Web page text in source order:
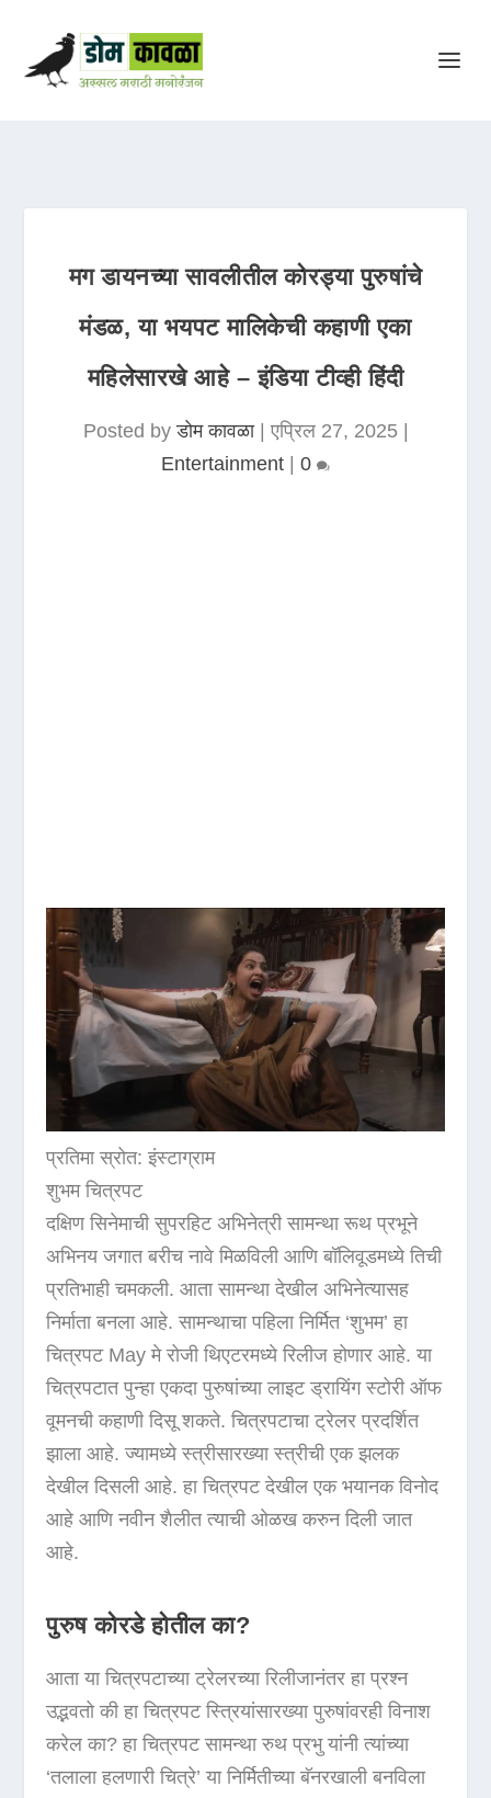
मग डायनच्या सावलीतील कोरड्या पुरुषांचे
मंडळ, या भयपट मालिकेची कहाणी एका
महिलेसारखे आहे – इंडिया टीव्ही हिंदी
Posted byडोम कावळा|एप्रिल 27, 2025|
Entertainment
0
प्रतिमा स्रोत: इंस्टाग्राम
शुभम चित्रपट
दक्षिण सिनेमाची सुपरहिट अभिनेत्री सामन्था रूथ प्रभूने
अभिनय जगात बरीच नावे मिळविली आणि बॉलिवूडमध्ये तिची
प्रतिभाही चमकली. आता सामन्था देखील अभिनेत्यासह
निर्माता बनला आहे. सामन्थाचा पहिला निर्मित ‘शुभम’ हा
चित्रपट May मे रोजी थिएटरमध्ये रिलीज होणार आहे. या
चित्रपटात पुन्हा एकदा पुरुषांच्या लाइट ड्रायिंग स्टोरी ऑफ
वूमनची कहाणी दिसू शकते. चित्रपटाचा ट्रेलर प्रदर्शित
झाला आहे. ज्यामध्ये स्त्रीसारख्या स्त्रीची एक झलक
देखील दिसली आहे. हा चित्रपट देखील एक भयानक विनोद
आहे आणि नवीन शैलीत त्याची ओळख करुन दिली जात
आहे.
पुरुष कोरडे होतील का?
आता या चित्रपटाच्या ट्रेलरच्या रिलीजानंतर हा प्रश्न
उद्भवतो की हा चित्रपट स्त्रियांसारख्या पुरुषांवरही विनाश
करेल का? हा चित्रपट सामन्था रुथ प्रभु यांनी त्यांच्या
‘तलाला हलणारी चित्रे’ या निर्मितीच्या बॅनरखाली बनविला